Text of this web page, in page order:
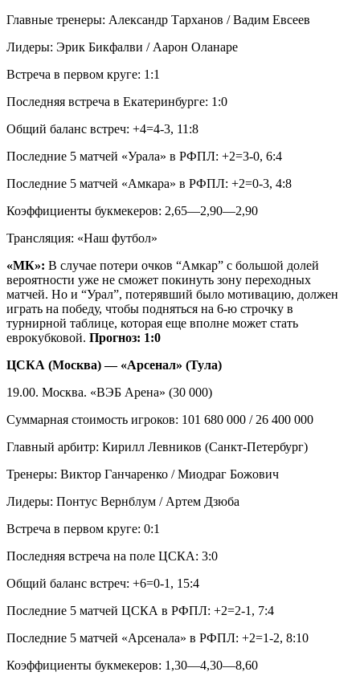
Главные тренеры: Александр Тарханов / Вадим Евсеев
Лидеры: Эрик Бикфалви / Аарон Оланаре
Встреча в первом круге: 1:1
Последняя встреча в Екатеринбурге: 1:0
Общий баланс встреч: +4=4-3, 11:8
Последние 5 матчей «Урала» в РФПЛ: +2=3-0, 6:4
Последние 5 матчей «Амкара» в РФПЛ: +2=0-3, 4:8
Коэффициенты букмекеров: 2,65—2,90—2,90
Трансляция: «Наш футбол»
«МК»: В случае потери очков “Амкар” с большой долей
вероятности уже не сможет покинуть зону переходных
матчей. Но и “Урал”, потерявший было мотивацию, должен
играть на победу, чтобы подняться на 6-ю строчку в
турнирной таблице, которая еще вполне может стать
еврокубковой. Прогноз: 1:0
ЦСКА (Москва) — «Арсенал» (Тула)
19.00. Москва. «ВЭБ Арена» (30 000)
Суммарная стоимость игроков: 101 680 000 / 26 400 000
Главный арбитр: Кирилл Левников (Санкт-Петербург)
Тренеры: Виктор Ганчаренко / Миодраг Божович
Лидеры: Понтус Вернблум / Артем Дзюба
Встреча в первом круге: 0:1
Последняя встреча на поле ЦСКА: 3:0
Общий баланс встреч: +6=0-1, 15:4
Последние 5 матчей ЦСКА в РФПЛ: +2=2-1, 7:4
Последние 5 матчей «Арсенала» в РФПЛ: +2=1-2, 8:10
Коэффициенты букмекеров: 1,30—4,30—8,60